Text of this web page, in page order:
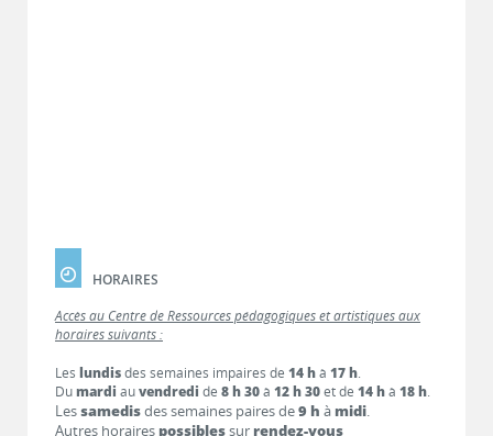
HORAIRES
Accès au Centre de Ressources pédagogiques et artistiques aux
horaires suivants :
Les lundisdes semaines impaires de 14 hà 17 h.
Dumardi auvendredi de 8 h 30à 12 h 30et de 14 hà 18 h.
Lessamedisdes semaines paires de9 h à midi.
Autres horaires possiblessur rendez-vous